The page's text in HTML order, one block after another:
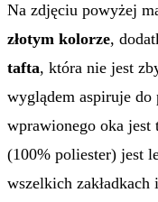
Na zdjęciu powyżej
złotym kolorze,
tafta, która nie jest
wyglądem aspiruje
wprawionego oka
(100% poliester) jest
wszelkich